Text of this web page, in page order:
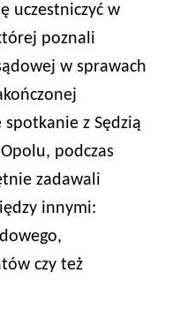
uczestniczyć w
poznali
w sprawach
z Sędzią
podczas
zadawali
innymi:
czy też